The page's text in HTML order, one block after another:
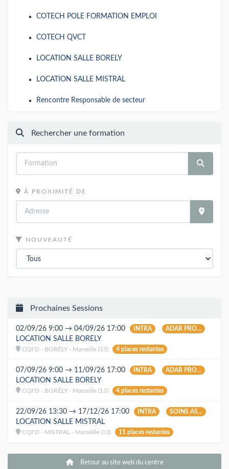
COTECH POLE FORMATION EMPLOI
COTECH QVCT
LOCATION SALLE BORELY
LOCATION SALLE MISTRAL
Rencontre Responsable de secteur
Rechercher une formation
À PROXIMITÉ DE
NOUVEAUTÉ
Prochaines Sessions
02/09/26 9:00 → 04/09/26 17:00 INTRA ADAR PRO...
LOCATION SALLE BORELY
CQFD - BORÉLY - Marseille (13) 4 places restantes
07/09/26 9:00 → 11/09/26 17:00 INTRA ADAR PRO...
LOCATION SALLE BORELY
CQFD - BORÉLY - Marseille (13) 4 places restantes
22/09/26 13:30 → 17/12/26 17:00 INTRA SOINS AS...
LOCATION SALLE MISTRAL
CQFD - MISTRAL - Marseille (13) 11 places restantes
Retour au site web du centre